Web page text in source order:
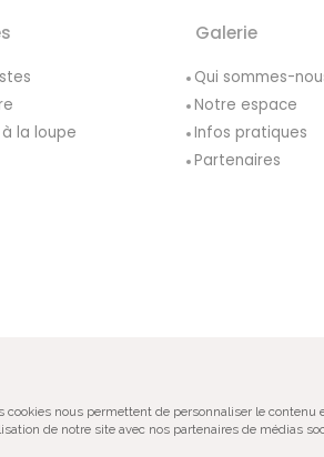
la loupe
Galerie
Qui sommes-
Notre espace
Infos pratiques
Partenaires
cookies nous permettent de personnaliser le
de notre site avec nos partenaires de médias